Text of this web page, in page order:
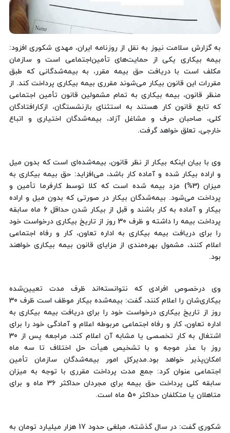
به گزارش سلامت نیوز به نقل از روزنامه ایران، مهدی شکوری افزود:
بیمه بیکاری یکی از حمایت‌های تأمین‌اجتماعی است و سازمان
مکلف است با دریافت حق‌ بیمه مقرر، به بیمه‌شدگانی که طبق
مقررات این قانون بیکار می‌شوند مقرری بیمه بیکاری پرداخت کند. از
منظر قانون، بیمه بیکاری به تمام مشمولین قانون تأمین اجتماعی
که تابع قانون کار هستند به استثنای بازنشستگان، ازکارافتادگان
کلی، صاحبان حرف و مشاغل آزاد، بیمه‌شدگان اختیاری و اتباع
خارجی، تعلق خواهد گرفت.
وی با بیان اینکه بیکار از نظر قانون، بیمه‌شده‌ای است که بدون میل
و اراده بیکار شده و آماده کار باشد، می‌افزاید: حق بیمه بیکاری به
میزان (3%) مزد بیمه شده است که کلا توسط کارفرما تأمین و
پرداخت می‌شود. بیمه‌شدگان بیکار در صورتی که بدون میل و اراده
بیکار و آماده به کار باشند و قبل از بیکار شدن حداقل 6 ماه سابقه
پرداخت بیمه را داشته و ظرف 30 روز از تاریخ بیکاری درخواست خود
را برای دریافت بیمه بیکاری به اداره تعاون، کار و رفاه اجتماعی
اعلام کنند، مشمول بهره‌مندی از مزایای قانون بیمه بیکاری خواهند
بود.
وی درخصوص افرادی که نتوانسته‌اند ظرف مدت تعیین‌شده
بیکاری‌شان را اعلام کنند، گفت: بیمه‌شده بیکار موظف است ظرف 30
روز از تاریخ بیکاری درخواست خود را برای دریافت بیمه بیکاری به
اداره تعاون، کار و رفاه اجتماعی مربوطه اعلام و آمادگی خود را برای
اشتغال به کار تخصصی یا مشابه آن اعلام کند، مراجعه پس از 30
روز با عذر موجه و با تشخیص هیأت حل اختلاف تا سه ماه
امکان‌پذیر خواهد بود.مدیرکل امور بیمه‌شدگان سازمان تأمین
اجتماعی عنوان کرد: جمع مدت پرداخت مقرری با توجه به میزان
سابقه کلی پرداخت حق بیمه برای مجردان حداکثر 36 ماه و برای
متاهلان یا متکلفان حداکثر 50 ماه است.
شکوری گفت: در سال گذشته، مبلغی حدود 17 هزار میلیارد تومان به